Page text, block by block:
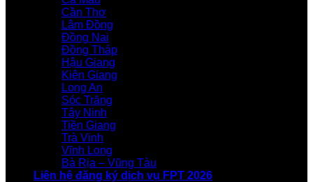
Cần Thơ
Lâm Đồng
Đồng Nai
Đồng Tháp
Hậu Giang
Kiên Giang
Long An
Sóc Trăng
Tây Ninh
Tiền Giang
Trà Vinh
Vĩnh Long
Bà Rịa – Vũng Tàu
Liên hệ đăng ký dịch vụ FPT 2026